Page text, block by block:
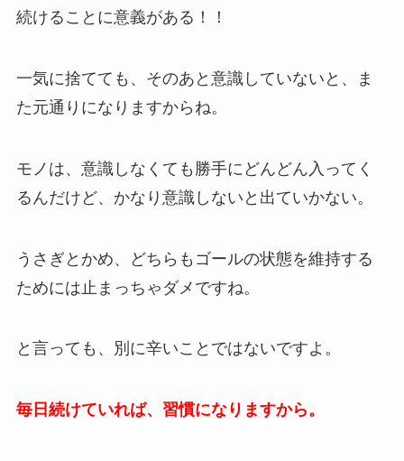
続けることに意義がある！！
一気に捨てても、そのあと意識していないと、ま
た元通りになりますからね。
モノは、意識しなくても勝手にどんどん入ってく
るんだけど、かなり意識しないと出ていかない。
うさぎとかめ、どちらもゴールの状態を維持する
ためには止まっちゃダメですね。
と言っても、別に辛いことではないですよ。
毎日続けていれば、習慣になりますから。